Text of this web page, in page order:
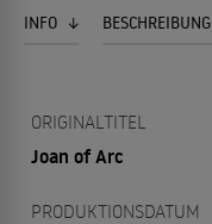
INFO BESCHREIBUNG
ORIGINALTITEL
Joan of Arc
PRODUKTIONSDATUM